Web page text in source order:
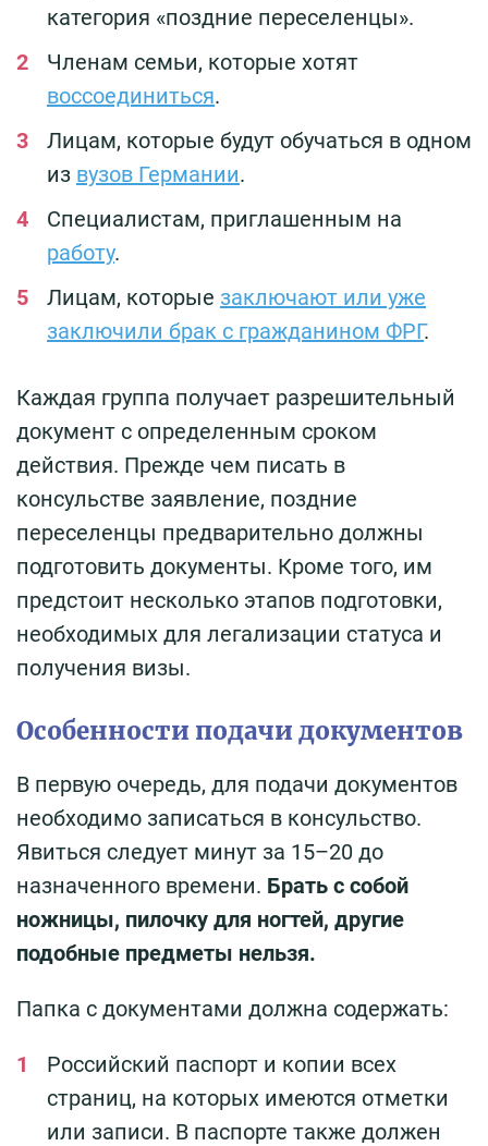
категория «поздние переселенцы».
Членам семьи, которые хотят
воссоединиться.
Лицам, которые будут обучаться в одном
из вузов Германии.
Специалистам, приглашенным на
работу.
Лицам, которые заключают или уже
заключили брак с гражданином ФРГ.
Каждая группа получает разрешительный
документ с определенным сроком
действия. Прежде чем писать в
консульстве заявление, поздние
переселенцы предварительно должны
подготовить документы. Кроме того, им
предстоит несколько этапов подготовки,
необходимых для легализации статуса и
получения визы.
Особенности подачи документов
В первую очередь, для подачи документов
необходимо записаться в консульство.
Явиться следует минут за 15–20 до
назначенного времени. Брать с собой
ножницы, пилочку для ногтей, другие
подобные предметы нельзя.
Папка с документами должна содержать:
Российский паспорт и копии всех
страниц, на которых имеются отметки
или записи. В паспорте также должен